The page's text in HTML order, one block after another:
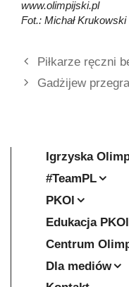
www.olimpijski.pl
Fot.: Michał Krukowski
Piłkarze ręczni
Gadżijew
Igrzyska
#TeamPL
PKOl
Edukacja PKOl
Centrum
Dla mediów